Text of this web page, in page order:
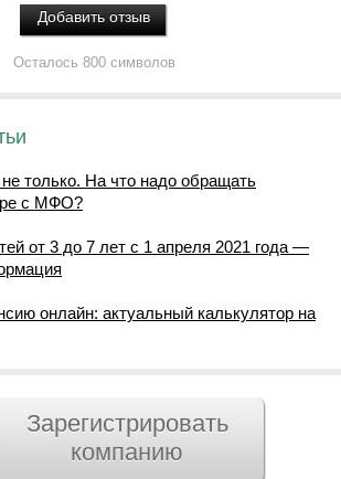
Осталось 800 символов
только. На что надо обращать
с МФО?
от 3 до 7 лет с 1 апреля 2021 года —
онлайн: актуальный калькулятор на
Зарегистрировать
компанию